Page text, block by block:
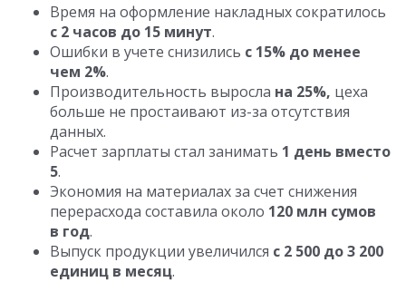
Время на оформление накладных сократилось
с 2 часов до 15 минут.
Ошибки в учете снизились с 15% до менее
чем 2%.
Производительность выросла на 25%, цеха
больше не простаивают из-за отсутствия
данных.
Расчет зарплаты стал занимать 1 день вместо
5.
Экономия на материалах за счет снижения
перерасхода составила около 120 млн сумов
в год.
Выпуск продукции увеличился с 2 500 до 3 200
единиц в месяц.